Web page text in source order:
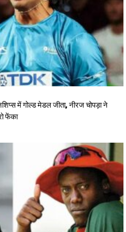
में गोल्‍ड मेडल जीता, नीरज चोपड़ा ने
फेंका